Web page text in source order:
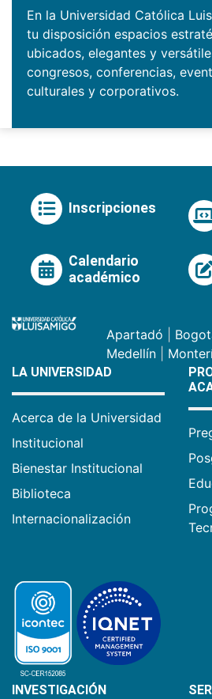
En la Universidad Católica
tu disposición espacios
ubicados, elegantes y
congresos, conferencias,
culturales y corporativos.
Inscripciones
Calendario
académico
Apartadó
Medellín
LA UNIVERSIDAD
Acerca de la Universidad
Institucional
Bienestar Institucional
Biblioteca
Internacionalización
INVESTIGACIÓN